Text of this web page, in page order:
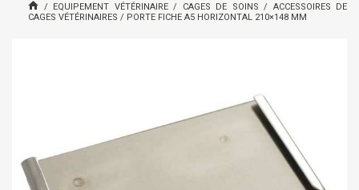
/ EQUIPEMENT VÉTÉRINAIRE/ CAGES DE SOINS / ACCESSOIRES DE
CAGES VÉTÉRINAIRES / PORTE FICHE A5 HORIZONTAL 210×148 MM